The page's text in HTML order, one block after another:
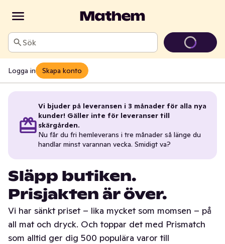
Sök
Logga in Skapa konto
Vi bjuder på leveransen i 3 månader för alla nya
kunder! Gäller inte för leveranser till
skärgården.
Nu får du fri hemleverans i tre månader så länge du
handlar minst varannan vecka. Smidigt va?
Släpp butiken.
Prisjakten är över.
Vi har sänkt priset – lika mycket som momsen – på
all mat och dryck. Och toppar det med Prismatch
som alltid ger dig 500 populära varor till